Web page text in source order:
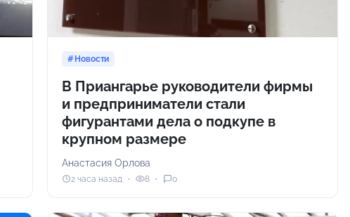
Новости
В Приангарье руководители фирмы
и предприниматели стали
фигурантами дела о подкупе в
крупном размере
Анастасия Орлова
2 часа назад 8 0